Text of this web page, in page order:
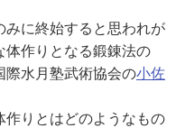
に終始すると思われが
体作りとなる鍛錬法の
際水月塾武術協会の小佐
りとはどのようなもの